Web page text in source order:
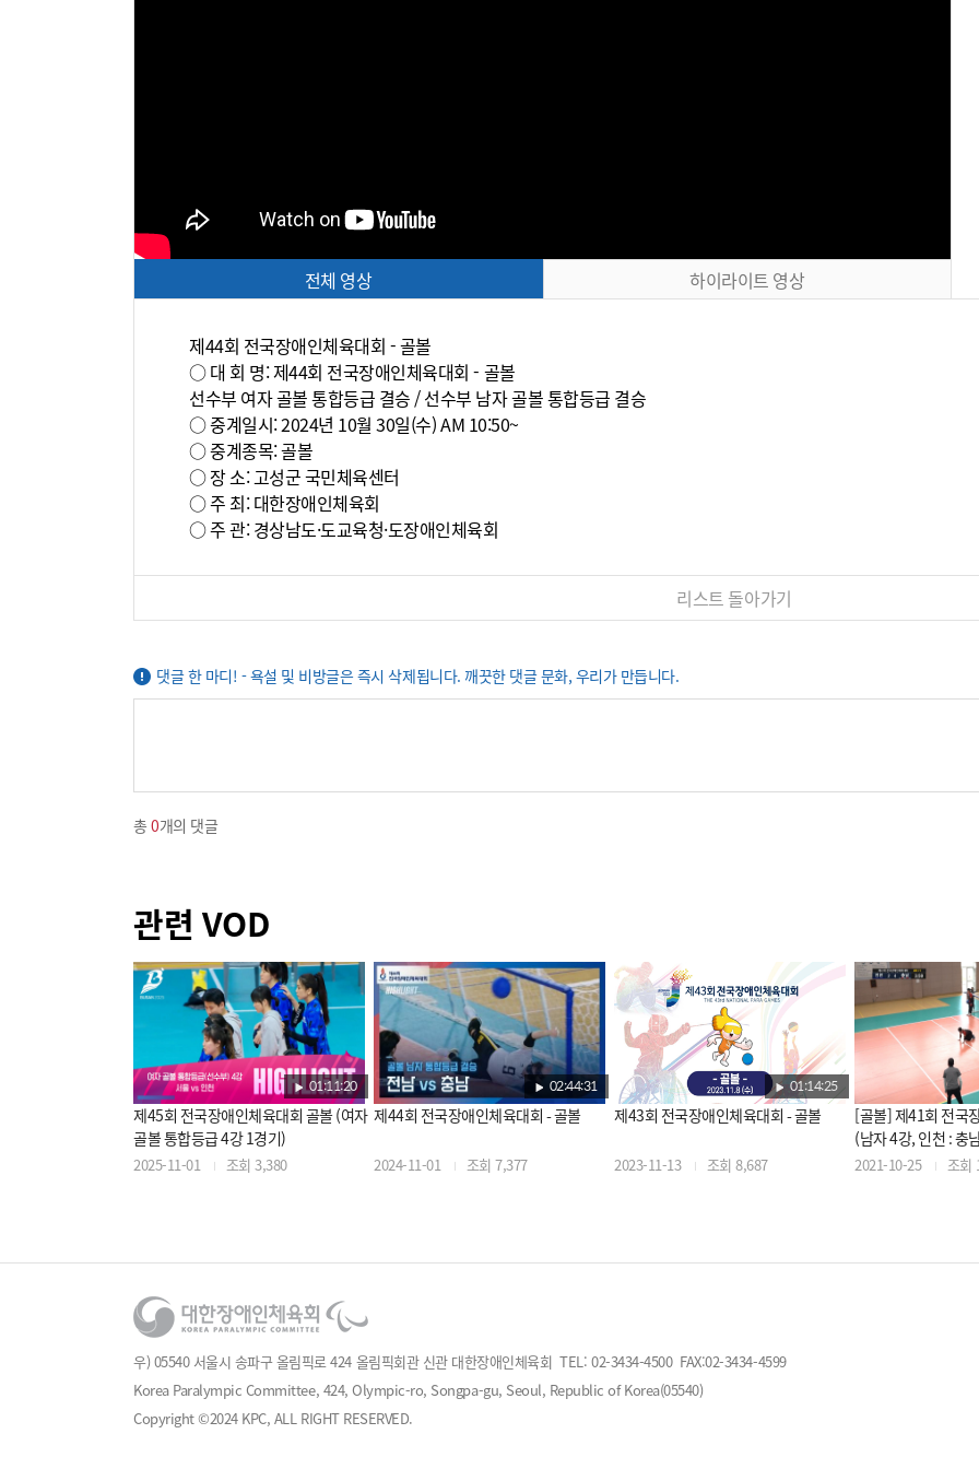
전체 영상 하이라이트 영상
제44회 전국장애인체육대회 - 골볼
○ 대 회 명: 제44회 전국장애인체육대회 - 골볼
선수부 여자 골볼 통합등급 결승 / 선수부 남자 골볼 통합등급 결승
○ 중계일시: 2024년 10월 30일(수) AM 10:50~
○ 중계종목: 골볼
○ 장 소: 고성군 국민체육센터
○ 주 최: 대한장애인체육회
○ 주 관: 경상남도·도교육청·도장애인체육회
리스트 돌아가기
댓글 한 마디! - 욕설 및 비방글은 즉시 삭제됩니다. 깨끗한 댓글 문화, 우리가 만듭니다.
총0개의 댓글
관련 VOD
01:11:20
제45회 전국장애인체육대회 골볼 (여자
골볼 통합등급 4강 1경기)
2025-11-01 조회 3,380
02:44:31
제44회 전국장애인체육대회 - 골볼
2024-11-01 조회 7,377
01:14:25
제43회 전국장애인체육대회 - 골볼
2023-11-13 조회 8,687
[골볼] 제41회 전국
(남자 4강, 인천 : 충
2021-10-25 조회
우) 05540 서울시 송파구 올림픽로 424 올림픽회관 신관 대한장애인체육회 TEL: 02-3434-4500 FAX:02-3434-4599
Korea Paralympic Committee, 424, Olympic-ro, Songpa-gu, Seoul, Republic of Korea(05540)
Copyright ©2024 KPC, ALL RIGHT RESERVED.